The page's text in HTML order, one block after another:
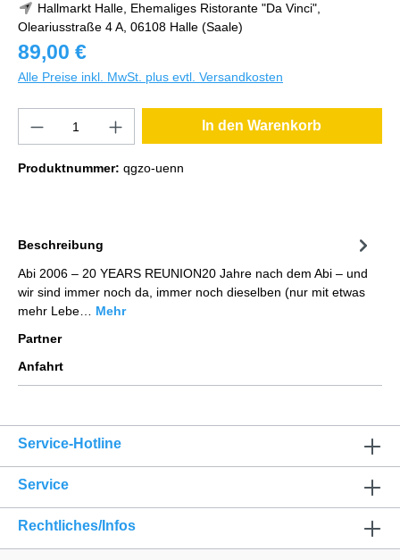
Hallmarkt Halle, Ehemaliges Ristorante "Da Vinci",
Oleariusstraße 4 A, 06108 Halle (Saale)
89,00 €
Alle Preise inkl. MwSt. plus evtl. Versandkosten
In den Warenkorb
Produktnummer: qgzo-uenn
Beschreibung
Abi 2006 – 20 YEARS REUNION20 Jahre nach dem Abi – und
wir sind immer noch da, immer noch dieselben (nur mit etwas
mehr Lebe… Mehr
Partner
Anfahrt
Service-Hotline
Service
Rechtliches/Infos